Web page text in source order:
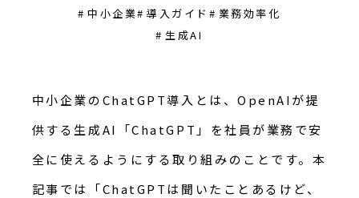
# 中小企業# 導入ガイド # 業務効率化
# 生成AI
中小企業のChatGPT導入とは、OpenAIが提
供する生成AI「ChatGPT」を社員が業務で安
全に使えるようにする取り組みのことです。本
記事では「ChatGPTは聞いたことあるけど、